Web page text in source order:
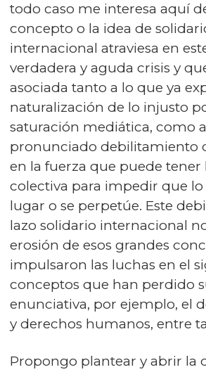
todo caso me interesa aquí
concepto o la idea de
internacional atraviesa en
verdadera y aguda crisis y
asociada tanto a lo que ya
naturalización de lo injusto
saturación mediática, como
pronunciado debilitamiento
en la fuerza que puede tener
colectiva para impedir que
lugar o se perpetúe. Este
lazo solidario internacional
erosión de esos grandes
impulsaron las luchas en el
conceptos que han perdido
enunciativa, por ejemplo, el
y derechos humanos, entre
Propongo plantear y abrir la